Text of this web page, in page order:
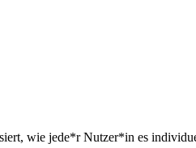
wie jede*r Nutzer*in es